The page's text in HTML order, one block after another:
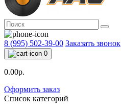
8 (995) 502-39-00 Заказать звонок
0
0.00р.
Оформить заказ
Список категорий